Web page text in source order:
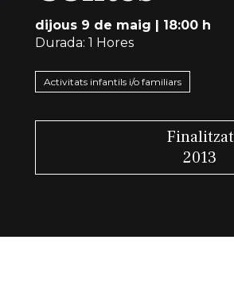
dijous 9 de maig
18:00 h
Durada: 1 Hores
Activitats infantils i/o familiars
Finalitzat
2013